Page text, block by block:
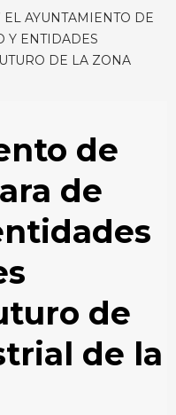
EL AYUNTAMIENTO DE
Y ENTIDADES
DE LA ZONA
de
de
de
de la